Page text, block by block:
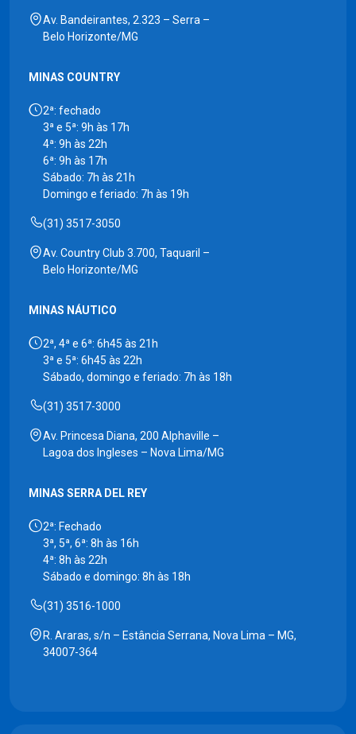
Av. Bandeirantes, 2.323 – Serra –
Belo Horizonte/MG
MINAS COUNTRY
2ª: fechado
3ª e 5ª: 9h às 17h
4ª: 9h às 22h
6ª: 9h às 17h
Sábado: 7h às 21h
Domingo e feriado: 7h às 19h
(31) 3517-3050
Av. Country Club 3.700, Taquaril –
Belo Horizonte/MG
MINAS NÁUTICO
2ª, 4ª e 6ª: 6h45 às 21h
3ª e 5ª: 6h45 às 22h
Sábado, domingo e feriado: 7h às 18h
(31) 3517-3000
Av. Princesa Diana, 200 Alphaville –
Lagoa dos Ingleses – Nova Lima/MG
MINAS SERRA DEL REY
2ª: Fechado
3ª, 5ª, 6ª: 8h às 16h
4ª: 8h às 22h
Sábado e domingo: 8h às 18h
(31) 3516-1000
R. Araras, s/n – Estância Serrana, Nova Lima – MG,
34007-364